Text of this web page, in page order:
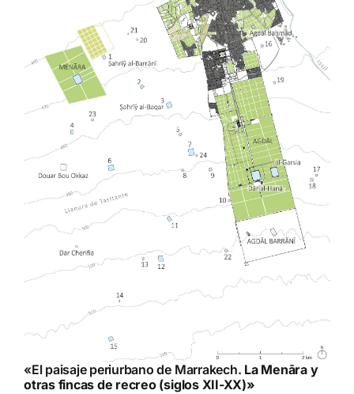
«El paisaje periurbano de Marrakech. La Menāra y
otras fincas de recreo (siglos XII-XX)»